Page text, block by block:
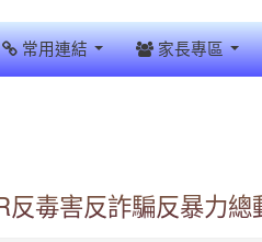
常用連結 家長專區
毒害反詐騙反暴力總